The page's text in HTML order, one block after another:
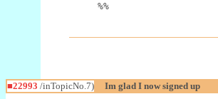
%%
■22993 /inTopicNo.7) Im glad I now signed up